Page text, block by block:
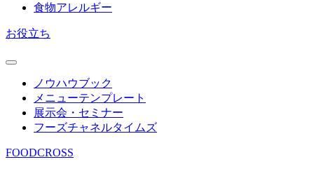
食物アレルギー
お役立ち
ノウハウブック
メニューテンプレート
展示会・セミナー
フーズチャネルタイムズ
FOODCROSS